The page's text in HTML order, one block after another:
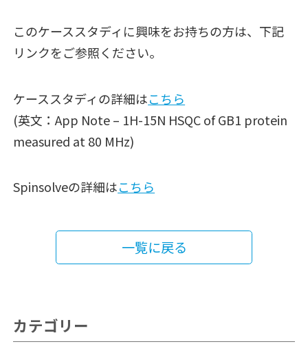
このケーススタディに興味をお持ちの方は、下記
リンクをご参照ください。
ケーススタディの詳細はこちら
(英文：App Note – 1H-15N HSQC of GB1 protein
measured at 80 MHz)
Spinsolveの詳細はこちら
一覧に戻る
カテゴリー